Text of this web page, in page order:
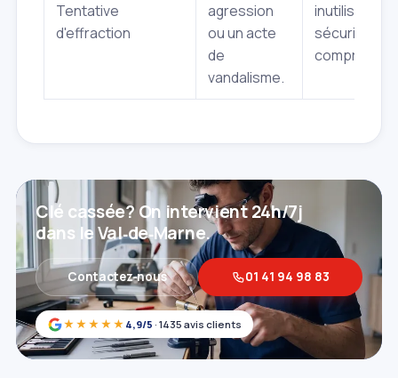
Tentative
d'effraction
agression
ou un acte
de
vandalisme.
inutilisable,
sécurité
★★★★★ 4,9/5 · 1435 avis clients
Clé cassée? On intervient 24h/7j
dans le Val‑de‑Marne.
Contactez‑nous 01 41 94 98 83